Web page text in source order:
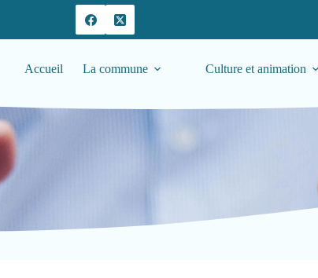
Accueil La commune Culture et animation